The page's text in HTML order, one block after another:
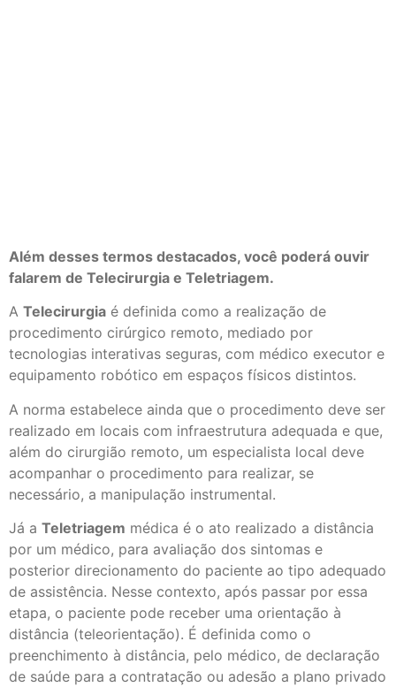
Além desses termos destacados, você poderá ouvir
falarem de Telecirurgia e Teletriagem.
A Telecirurgia é definida como a realização de
procedimento cirúrgico remoto, mediado por
tecnologias interativas seguras, com médico executor e
equipamento robótico em espaços físicos distintos.
A norma estabelece ainda que o procedimento deve ser
realizado em locais com infraestrutura adequada e que,
além do cirurgião remoto, um especialista local deve
acompanhar o procedimento para realizar, se
necessário, a manipulação instrumental.
Já a Teletriagem médica é o ato realizado a distância
por um médico, para avaliação dos sintomas e
posterior direcionamento do paciente ao tipo adequado
de assistência. Nesse contexto, após passar por essa
etapa, o paciente pode receber uma orientação à
distância (teleorientação). É definida como o
preenchimento à distância, pelo médico, de declaração
de saúde para a contratação ou adesão a plano privado